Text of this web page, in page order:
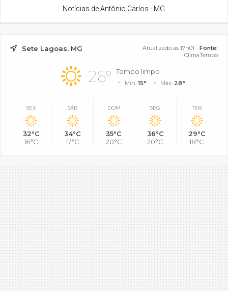
Notícias de Antônio Carlos - MG
Sete Lagoas, MG Atualizado às 17h01 - Fonte:
ClimaTempo
26° Tempo limpo
Mín.15° Máx. 28°
SEX
32°C
16°C
SÁB
34°C
17°C
DOM
35°C
20°C
SEG
36°C
20°C
TER
29°C
18°C